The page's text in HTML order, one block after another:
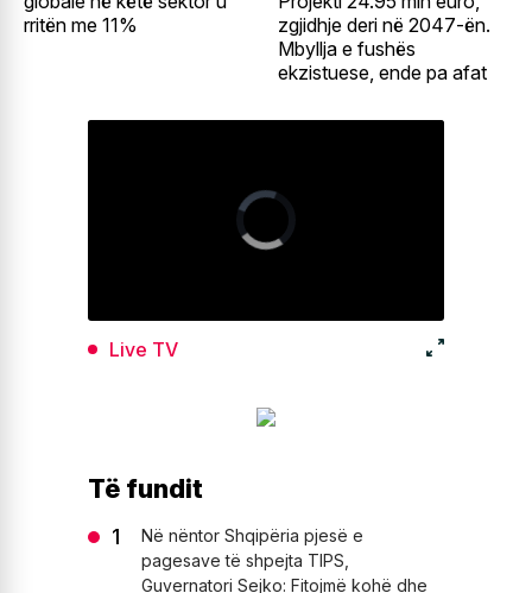
rritën me 11%
zgjidhje deri në 2047-ën.
Mbyllja e fushës
ekzistuese, ende pa afat
Live TV
Të fundit
Në nëntor Shqipëria pjesë e
pagesave të shpejta TIPS,
Guvernatori Sejko: Fitojmë kohë dhe